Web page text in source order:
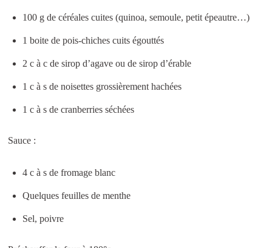
100 g de céréales cuites (quinoa, semoule, petit épeautre…)
1 boite de pois-chiches cuits égouttés
2 c à c de sirop d’agave ou de sirop d’érable
1 c à s de noisettes grossièrement hachées
1 c à s de cranberries séchées
Sauce :
4 c à s de fromage blanc
Quelques feuilles de menthe
Sel, poivre